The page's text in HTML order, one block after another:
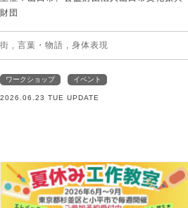
財団
街 , 言葉・物語 , 身体表現
ワークショップ イベント
2026.06.23 TUE UPDATE